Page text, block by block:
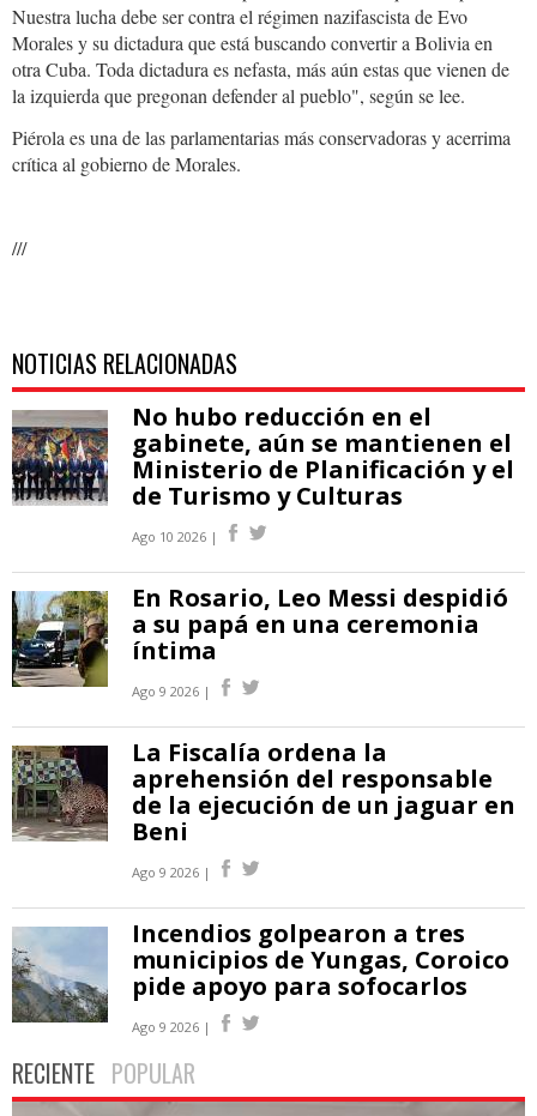
Nuestra lucha debe ser contra el régimen nazifascista de Evo
Morales y su dictadura que está buscando convertir a Bolivia en
otra Cuba. Toda dictadura es nefasta, más aún estas que vienen de
la izquierda que pregonan defender al pueblo", según se lee.
Piérola es una de las parlamentarias más conservadoras y acerrima
crítica al gobierno de Morales.
///
NOTICIAS RELACIONADAS
No hubo reducción en el
gabinete, aún se mantienen el
Ministerio de Planificación y el
de Turismo y Culturas
Ago 10 2026 |
En Rosario, Leo Messi despidió
a su papá en una ceremonia
íntima
Ago 9 2026 |
La Fiscalía ordena la
aprehensión del responsable
de la ejecución de un jaguar en
Beni
Ago 9 2026 |
Incendios golpearon a tres
municipios de Yungas, Coroico
pide apoyo para sofocarlos
Ago 9 2026 |
RECIENTE POPULAR